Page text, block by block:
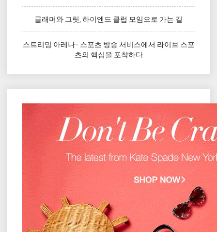
글래머와 그릿, 하이엔드 클럽 모임으로 가는 길
스트리밍 아레나- 스포츠 방송 서비스에서 라이브 스포
츠의 핵심을 포착하다